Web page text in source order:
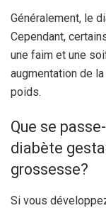
Généralement, le
Cependant,
une faim et une
augmentation de
poids.
Que se
diabète
grossesse?
Si vous